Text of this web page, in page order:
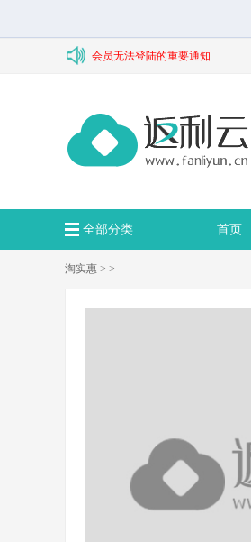
会员无法登陆的重要通知
全部分类 首页
淘实惠 > >